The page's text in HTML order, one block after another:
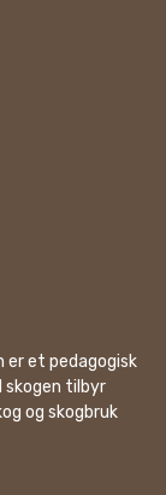
er et pedagogisk
skogen tilbyr
og skogbruk